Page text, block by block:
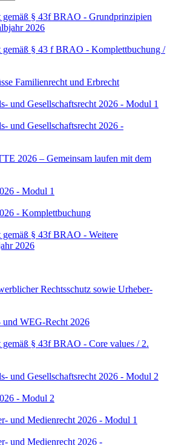
§ 43f BRAO - Grundprinzipien
2026
gemäß § 43 f BRAO - Komplettbuchung /
Familienrecht und Erbrecht
und Gesellschaftsrecht 2026 - Modul 1
und Gesellschaftsrecht 2026 -
2026 – Gemeinsam laufen mit dem
- Modul 1
- Komplettbuchung
§ 43f BRAO - Weitere
2026
Rechtsschutz sowie Urheber-
und WEG-Recht 2026
§ 43f BRAO - Core values / 2.
und Gesellschaftsrecht 2026 - Modul 2
- Modul 2
und Medienrecht 2026 - Modul 1
und Medienrecht 2026 -